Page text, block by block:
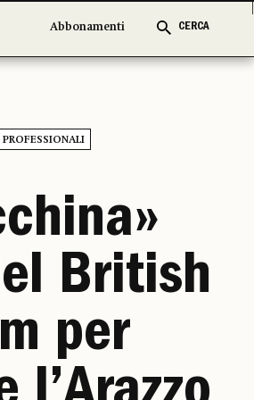
Abbonamenti CERCA
Abbonamenti CERCA
British
per